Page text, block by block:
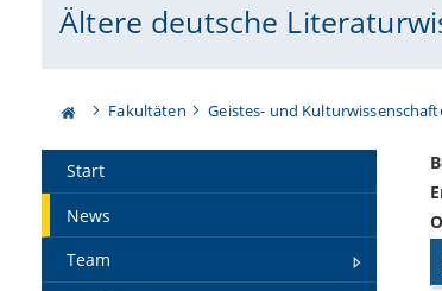
Ältere deutsche
Fakultäten Geistes- und
Start
News
Team